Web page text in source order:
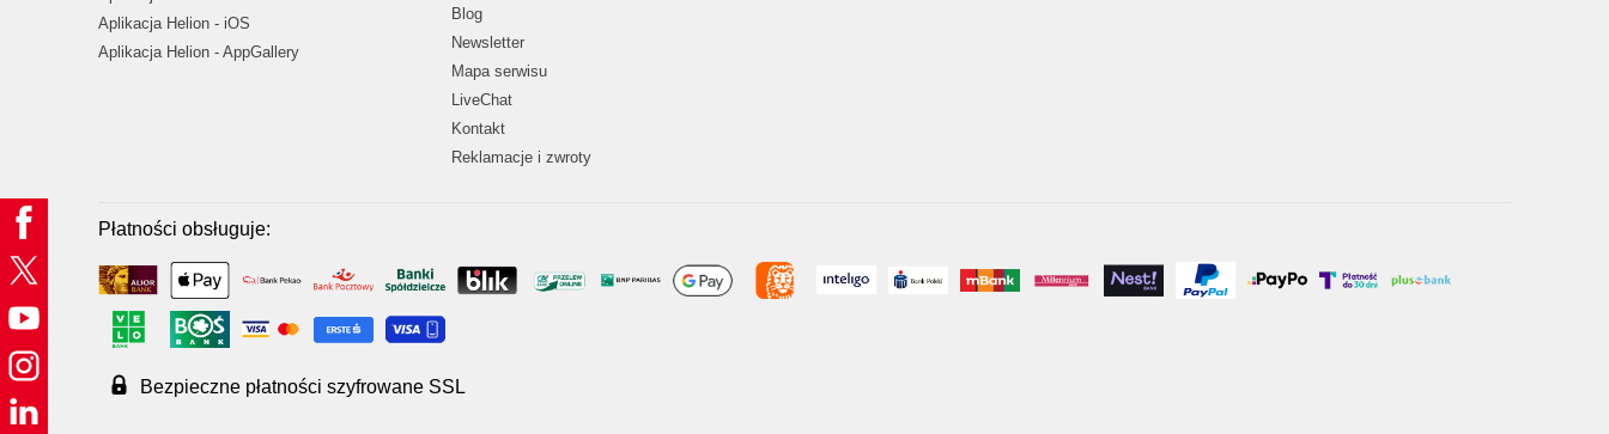
Aplikacja Helion - iOS
Aplikacja Helion - AppGallery
Blog
Newsletter
Mapa serwisu
LiveChat
Kontakt
Reklamacje i zwroty
Płatności obsługuje:
Bezpieczne płatności szyfrowane SSL